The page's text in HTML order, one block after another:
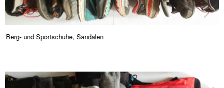
Berg- und Sportschuhe, Sandalen